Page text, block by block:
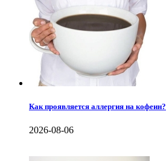
Как проявляется аллергия на кофеин?
2026-08-06